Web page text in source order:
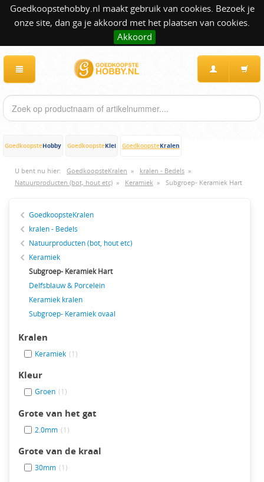
Goedkoopstehobby.nl maakt gebruik van cookies. Bezoek je
onze site, dan ga je akkoord met het plaatsen van cookies.
Akkoord
GoedkoopsteHobby GoedkoopsteKlei GoedkoopsteKralen
U bent nu hier: GoedkoopsteKralen » kralen - Bedels »
Natuurproducten (bot, hout etc) » Keramiek » Subgroep- Keramiek Hart
GoedkoopsteKralen
kralen - Bedels
Natuurproducten (bot, hout etc)
Keramiek
Subgroep- Keramiek Hart
Delfsblauw & Porcelein
Keramiek kralen
Subgroep- Keramiek ovaal
Kralen
Keramiek (1)
Kleur
Groen (1)
Grote van het gat
2.0mm (1)
Grote van de kraal
30mm (1)